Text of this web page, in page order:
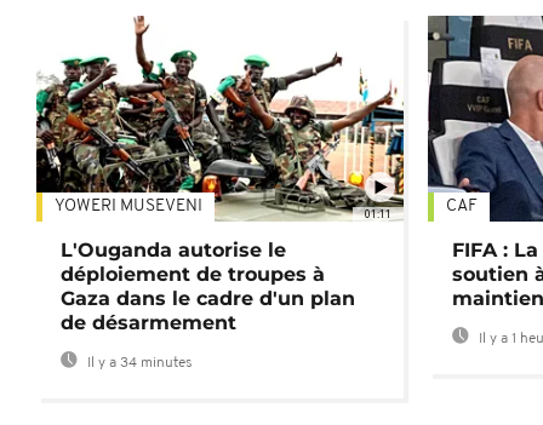
01:11
YOWERI MUSEVENI
L'Ouganda autorise le
déploiement de troupes à
Gaza dans le cadre d'un plan
de désarmement
Il y a 34 minutes
CAF
FIFA :
soutien
Il y a 1